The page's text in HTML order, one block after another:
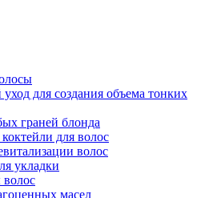
для создания объема тонких
граней блонда
для волос
волос
укладки
волос
масел